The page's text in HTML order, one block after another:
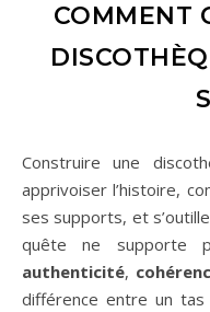
COMMENT
Construire une discothèque heavy metal solide, c’est
apprivoiser l’histoire,
ses supports, et
quête ne supporte
authenticité,
différence entre un